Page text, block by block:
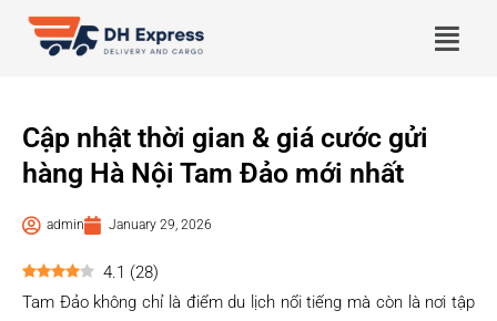
Cập nhật thời gian & giá cước gửi
hàng Hà Nội Tam Đảo mới nhất
admin January 29, 2026
4.1 (28)
Tam Đảo không chỉ là điểm du lịch nổi tiếng mà còn là nơi tập